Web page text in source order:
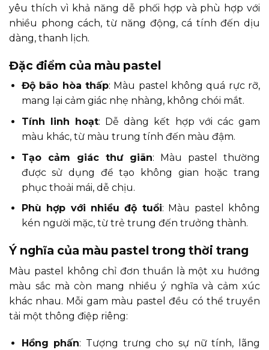
yêu thích vì khả năng dễ phối hợp và phù hợp với
nhiều phong cách, từ năng động, cá tính đến dịu
dàng, thanh lịch.
Đặc điểm của màu pastel
Độ bão hòa thấp: Màu pastel không quá rực rỡ,
mang lại cảm giác nhẹ nhàng, không chói mắt.
Tính linh hoạt: Dễ dàng kết hợp với các gam
màu khác, từ màu trung tính đến màu đậm.
Tạo cảm giác thư giãn: Màu pastel thường
được sử dụng để tạo không gian hoặc trang
phục thoải mái, dễ chịu.
Phù hợp với nhiều độ tuổi: Màu pastel không
kén người mặc, từ trẻ trung đến trưởng thành.
Ý nghĩa của màu pastel trong thời trang
Màu pastel không chỉ đơn thuần là một xu hướng
màu sắc mà còn mang nhiều ý nghĩa và cảm xúc
khác nhau. Mỗi gam màu pastel đều có thể truyền
tải một thông điệp riêng:
Hồng phấn: Tượng trưng cho sự nữ tính, lãng